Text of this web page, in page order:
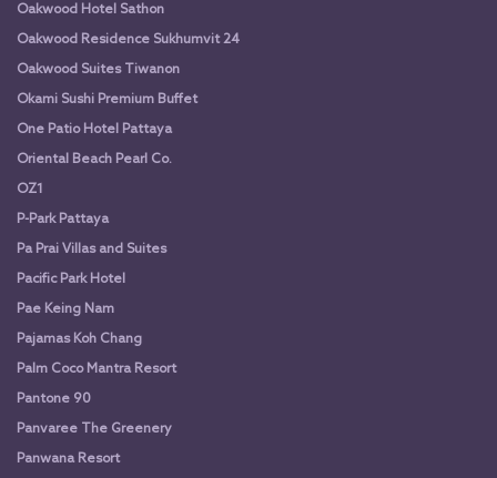
Oakwood Hotel Sathon
Oakwood Residence Sukhumvit 24
Oakwood Suites Tiwanon
Okami Sushi Premium Buffet
One Patio Hotel Pattaya
Oriental Beach Pearl Co.
OZ1
P-Park Pattaya
Pa Prai Villas and Suites
Pacific Park Hotel
Pae Keing Nam
Pajamas Koh Chang
Palm Coco Mantra Resort
Pantone 90
Panvaree The Greenery
Panwana Resort